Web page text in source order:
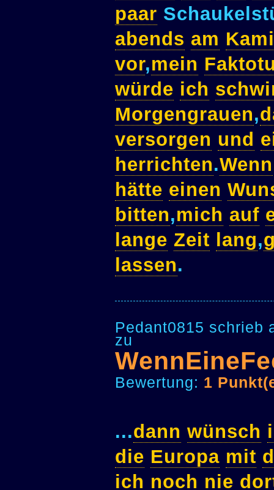
paar
abends am
vor,mein
würde ich
Morgengrauen,
versorgen und
herrichten.Wenn
hätte einen
bitten,mich auf
lange Zeit lang,
lassen.
Pedant0815 schrieb
zu
Bewertung: 1
...dann wünsch
die Europa mit
ich noch nie